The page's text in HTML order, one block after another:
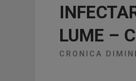
LUME –
CRONICA